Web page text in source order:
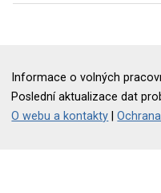
Informace o volných
Poslední aktualizace dat
O webu a kontakty |